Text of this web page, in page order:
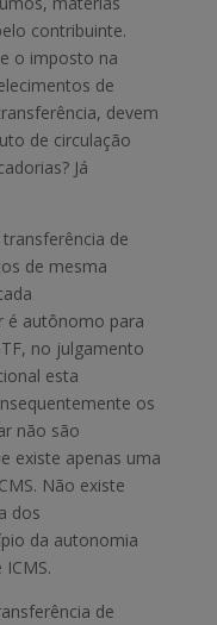
contribuinte.
o imposto na
de
devem
de circulação
Já
de
de mesma
é autônomo para
no julgamento
esta
os
não são
existe apenas uma
Não existe
dos
da autonomia
de